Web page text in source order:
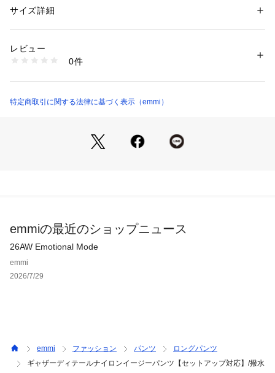
ュなシルエットを演出。
【Coordinate】
同素材のブルゾン【13WFJ262044】とセットアップで着こな
②生地の厚さ:薄手
い。
商品の色味は、商品単品画像をご参照下さい。
ある場合がございますので、予めご了承ください。
性別：レディース
素材：表地:ナイロン85%、ポリウレタン15%
生産国：中国
1620700014682
サイズ詳細
レビュー
0件
特定商取引に関する法律に基づく表示（emmi）
emmiの最近のショップニュース
26AW Emotional Mode
emmi
2026/7/29
emmi ファッション パンツ
ロングパンツ
ギャザーディテールナイロンイージーパンツ【セットアップ対応】/撥水